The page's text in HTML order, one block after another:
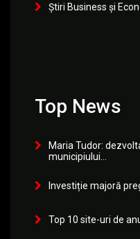
Știri Business și
Top News
Maria Tudor:
municipiului...
Investiție majoră
Top 10 site-uri de